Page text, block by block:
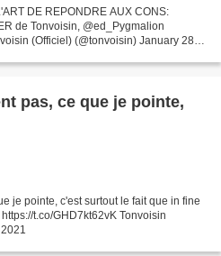
DE REPONDRE AUX CONS:
de Tonvoisin, @ed_Pygmalion
(Officiel) (@tonvoisin) January 28,
pas, ce que je pointe,
je pointe, c'est surtout le fait que in fine
t.co/GHD7kt62vK Tonvoisin